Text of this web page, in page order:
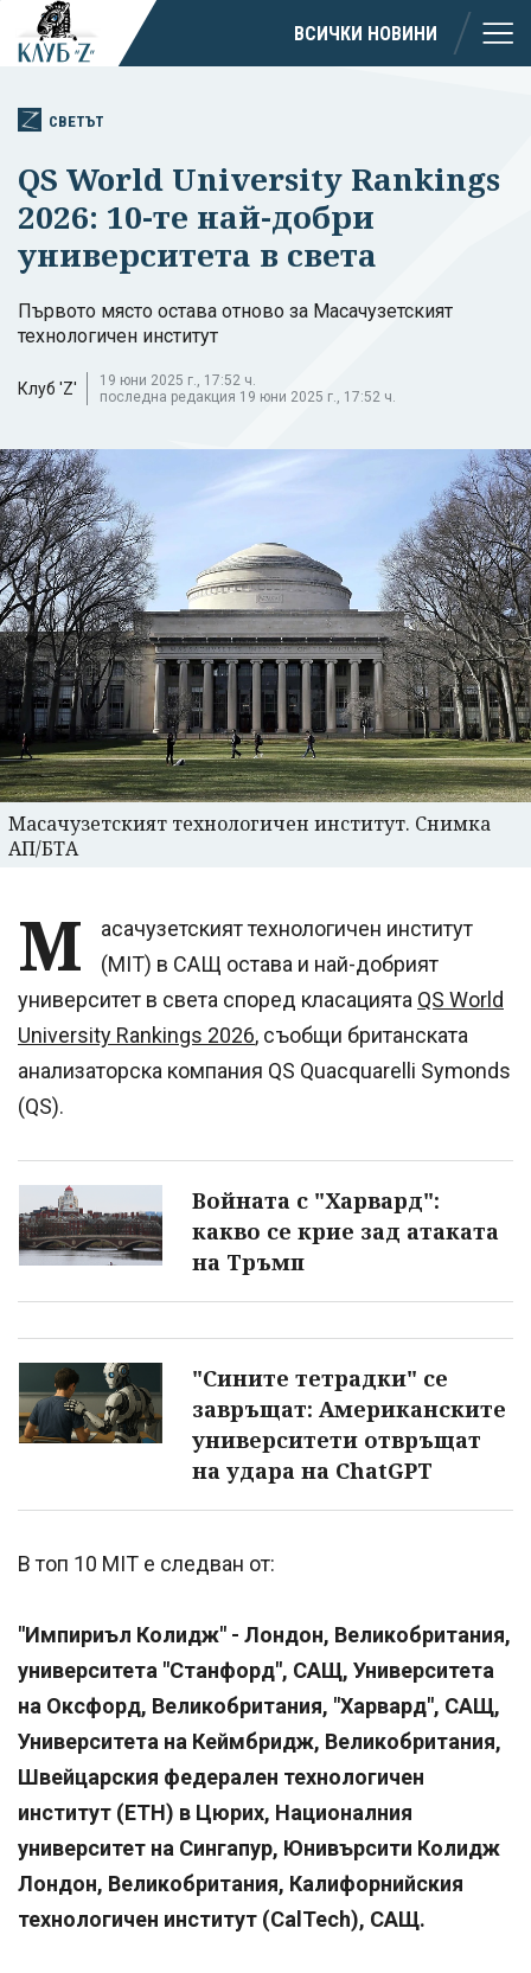
ВСИЧКИ НОВИНИ
СВЕТЪТ
QS World University Rankings
2026: 10-те най-добри
университета в света
Първото място остава отново за Масачузетският
технологичен институт
Клуб 'Z'
19 юни 2025 г., 17:52 ч.
последна редакция 19 юни 2025 г., 17:52 ч.
Масачузетският технологичен институт. Снимка
АП/БТА
М
асачузетският технологичен институт
(MIT) в САЩ остава и най-добрият
университет в света според класацията QS World
University Rankings 2026, съобщи британската
анализаторска компания QS Quacquarelli Symonds
(QS).
Войната с "Харвард":
какво се крие зад атаката
на Тръмп
"Сините тетрадки" се
завръщат: Американските
университети отвръщат
на удара на ChatGPT
В топ 10 MIT е следван от:
"Импириъл Колидж" - Лондон, Великобритания,
университета "Станфорд", САЩ, Университета
на Оксфорд, Великобритания, "Харвард", САЩ,
Университета на Кеймбридж, Великобритания,
Швейцарския федерален технологичен
институт (ETH) в Цюрих, Националния
университет на Сингапур, Юнивърсити Колидж
Лондон, Великобритания, Калифорнийския
технологичен институт (CalTech), САЩ.